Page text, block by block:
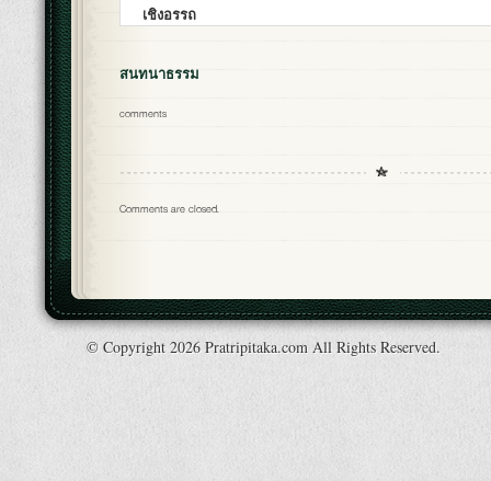
เชิงอรรถ
สนทนาธรรม
comments
Comments are closed.
© Copyright 2026 Pratripitaka.com All Rights Reserved.